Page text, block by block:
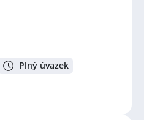
Plný úvazek